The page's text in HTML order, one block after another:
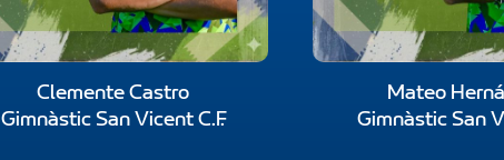
Clemente Castro
Gimnàstic San Vicent C.F.
Mateo
Gimnàstic San